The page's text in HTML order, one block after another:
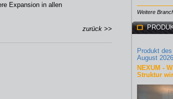
Expansion in allen
zurück >>
Weitere
Produkt
August 2026
NEXUM -
Struktur